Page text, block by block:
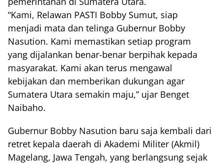
“Kami, Relawan PASTI Bobby Sumut, siap
menjadi mata dan telinga Gubernur Bobby
Nasution. Kami memastikan setiap program
yang dijalankan benar-benar berpihak kepada
masyarakat. Kami akan terus mengawal
kebijakan dan memberikan dukungan agar
Sumatera Utara semakin maju,” ujar Benget
Naibaho.
Gubernur Bobby Nasution baru saja kembali dari
retret kepala daerah di Akademi Militer (Akmil)
Magelang, Jawa Tengah, yang berlangsung sejak